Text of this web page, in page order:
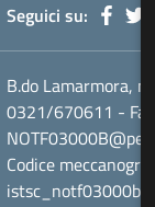
Seguici su:
B.do Lamarmora,
0321/670611 -
Codice
istsc_notf03000b -